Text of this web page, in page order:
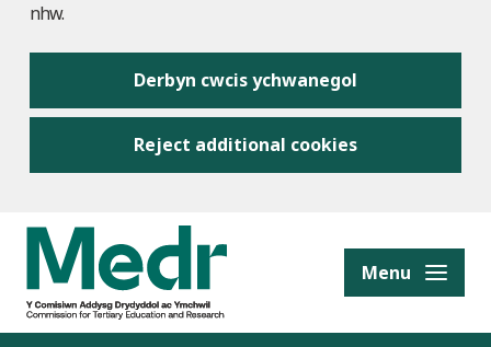
nhw.
Derbyn cwcis ychwanegol
Reject additional cookies
content Menu